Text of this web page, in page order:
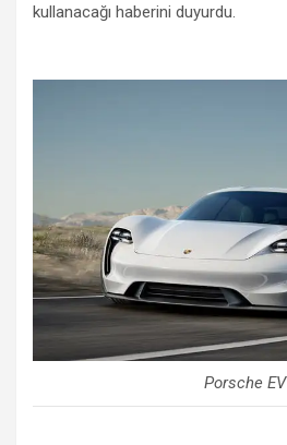
kullanacağı haberini duyurdu.
Porsche EV